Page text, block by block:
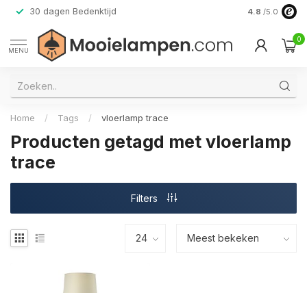
30 dagen Bedenktijd Verzending
4.8 /5.0
MENU
0
Home / Tags / vloerlamp trace
Producten getagd met vloerlamp
trace
Filters